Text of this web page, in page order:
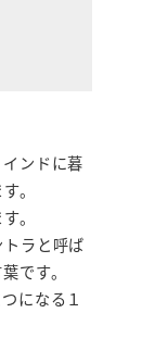
ンドに暮
。
。
ラと呼ば
です。
になる１